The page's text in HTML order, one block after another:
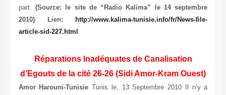
part. (Source: le site de “Radio Kalima” le 14 septembre
2010) Lien:
http://www.kalima-tunisie.info/fr/News-file-
article-sid-227.html
Réparations Inadéquates de Canalisation
d’Egouts de la cité 26-26 (Sidi Amor-Kram Ouest)
Amor Harouni-TunisieTunis le, 13 Septembre 2010 Il n’y a